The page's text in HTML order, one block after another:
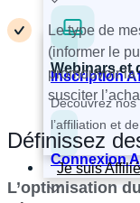
Inscription
Connexion
Webinars et
Découvrez nos
l’affiliation et de
Je suis Affilié
Le type de
(informer le
promouvoir la
susciter
Définissez
L’optimisation